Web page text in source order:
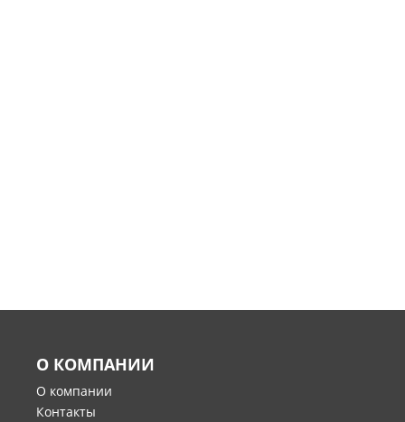
О КОМПАНИИ
О компании
Контакты